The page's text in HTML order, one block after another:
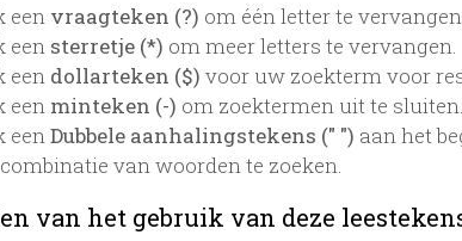
een vraagteken (?) om één letter te
een sterretje (*) om meer letters te vervangen.
een dollarteken ($) voor uw zoekterm voor
een minteken (-) om zoektermen uit te sluiten.
eenDubbele aanhalingstekens (" ") aan het
van woorden te zoeken.
van het gebruik van deze